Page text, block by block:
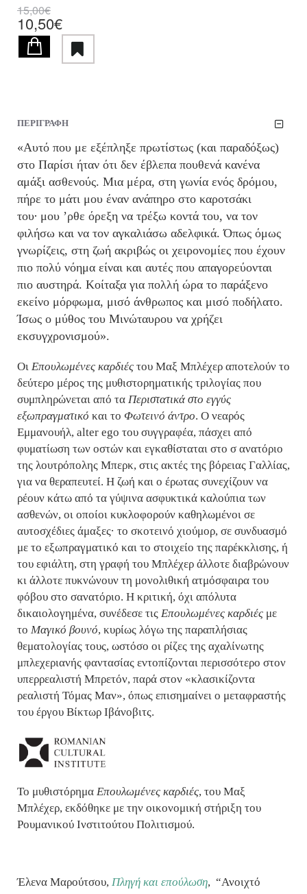
10,50€
15,00€
ΠΕΡΙΓΡΑΦΗ
«Αυτό που με εξέπληξε πρωτίστως (και παραδόξως)
στο Παρίσι ήταν ότι δεν έβλεπα πουθενά κανένα
αμάξι ασθενούς. Μια μέρα, στη γωνία ενός δρόμου,
πήρε το μάτι μου έναν ανάπηρο στο καροτσάκι
του. μου ’ρθε όρεξη να τρέξω κοντά του, να τον
φιλήσω και να τον αγκαλιάσω αδελφικά. Όπως όμως
γνωρίζεις, στη ζωή ακριβώς οι χειρονομίες που έχουν
πιο πολύ νόημα είναι και αυτές που απαγορεύονται
πιο αυστηρά. Κοίταξα για πολλή ώρα το παράξενο
εκείνο μόρφωμα, μισό άνθρωπος και μισό ποδήλατο.
Ίσως ο μύθος του Μινώταυρου να χρήζει
εκσυγχρονισμού».
Οι Επουλωμένες καρδιές του Μαξ Μπλέχερ αποτελούν το
δεύτερο μέρος της μυθιστορηματικής τριλογίας που
συμπληρώνεται από τα Περιστατικά στο εγγύς
εξωπραγματικό και το Φωτεινό άντρο. Ο νεαρός
Εμμανουήλ, alter ego του συγγραφέα, πάσχει από
φυματίωση των οστών και εγκαθίσταται στο σ ανατόριο
της λουτρόπολης Μπερκ, στις ακτές της βόρειας Γαλλίας,
για να θεραπευτεί. Η ζωή και ο έρωτας συνεχίζουν να
ρέουν κάτω από τα γύψινα ασφυκτικά καλούπια των
ασθενών, οι οποίοι κυκλοφορούν καθηλωμένοι σε
αυτοσχέδιες άμαξες· το σκοτεινό χιούμορ, σε συνδυασμό
με το εξωπραγματικό και το στοιχείο της παρέκκλισης, ή
του εφιάλτη, στη γραφή του Μπλέχερ άλλοτε διαβρώνουν
κι άλλοτε πυκνώνουν τη μονολιθική ατμόσφαιρα του
φόβου στο σανατόριο. Η κριτική, όχι απόλυτα
δικαιολογημένα, συνέδεσε τις Επουλωμένες καρδιές με
το Μαγικό βουνό, κυρίως λόγω της παραπλήσιας
θεματολογίας τους, ωστόσο οι ρίζες της αχαλίνωτης
μπλεχεριανής φαντασίας εντοπίζονται περισσότερο στον
υπερρεαλιστή Μπρετόν, παρά στον «κλασικίζοντα
ρεαλιστή Τόμας Μαν», όπως επισημαίνει ο μεταφραστής
του έργου Βίκτωρ Ιβάνοβιτς.
Το μυθιστόρημα Επουλωμένες καρδιές, του Μαξ
Μπλέχερ, εκδόθηκε με την οικονομική στήριξη του
Ρουμανικού Ινστιτούτου Πολιτισμού.
Έλενα Μαρούτσου, Πληγή και επούλωση, “Ανοιχτό